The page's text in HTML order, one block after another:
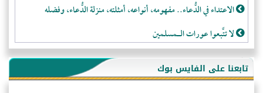
الاعتداء في الدُّعاء.. مفهومه، أنواعه، أمثلته، منزلة الدُّعاء، وفضله
لا تتَّبعوا عورات الـمسلمين
فقه النَّصيحة عند الصَّحابة الكرام رضي الله عنهم
لَا عِزَّةَ إِلَّا بِالإِسْلَامِ
تابعنا على الفايس بوك